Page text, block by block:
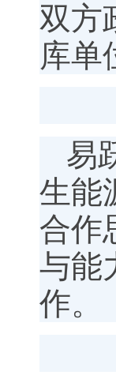
双方
库单
易
生能
合作
与能
作。